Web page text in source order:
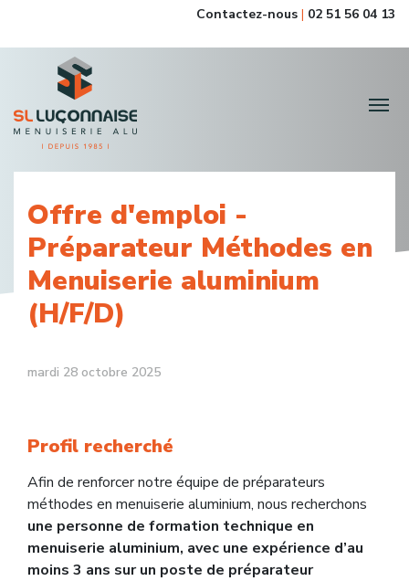
Contactez-nous | 02 51 56 04 13
Offre d'emploi -
Préparateur Méthodes en
Menuiserie aluminium
(H/F/D)
mardi 28 octobre 2025
Profil recherché
Afin de renforcer notre équipe de préparateurs
méthodes en menuiserie aluminium, nous recherchons
une personne de formation technique en
menuiserie aluminium, avec une expérience d’au
moins 3 ans sur un poste de préparateur